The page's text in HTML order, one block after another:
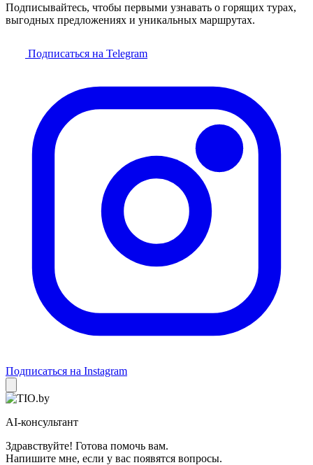
Подписывайтесь, чтобы первыми узнавать о горящих турах,
выгодных предложениях и уникальных маршрутах.
Подписаться на Telegram
Подписаться на Instagram
AI-консультант
Здравствуйте! Готова помочь вам.
Напишите мне, если у вас появятся вопросы.